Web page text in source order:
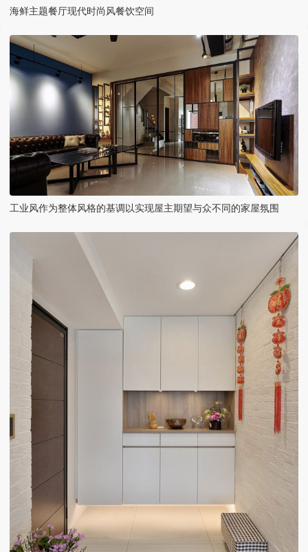
海鲜主题餐厅现代时尚风餐饮空间
工业风作为整体风格的基调以实现屋主期望与众不同的家屋氛围